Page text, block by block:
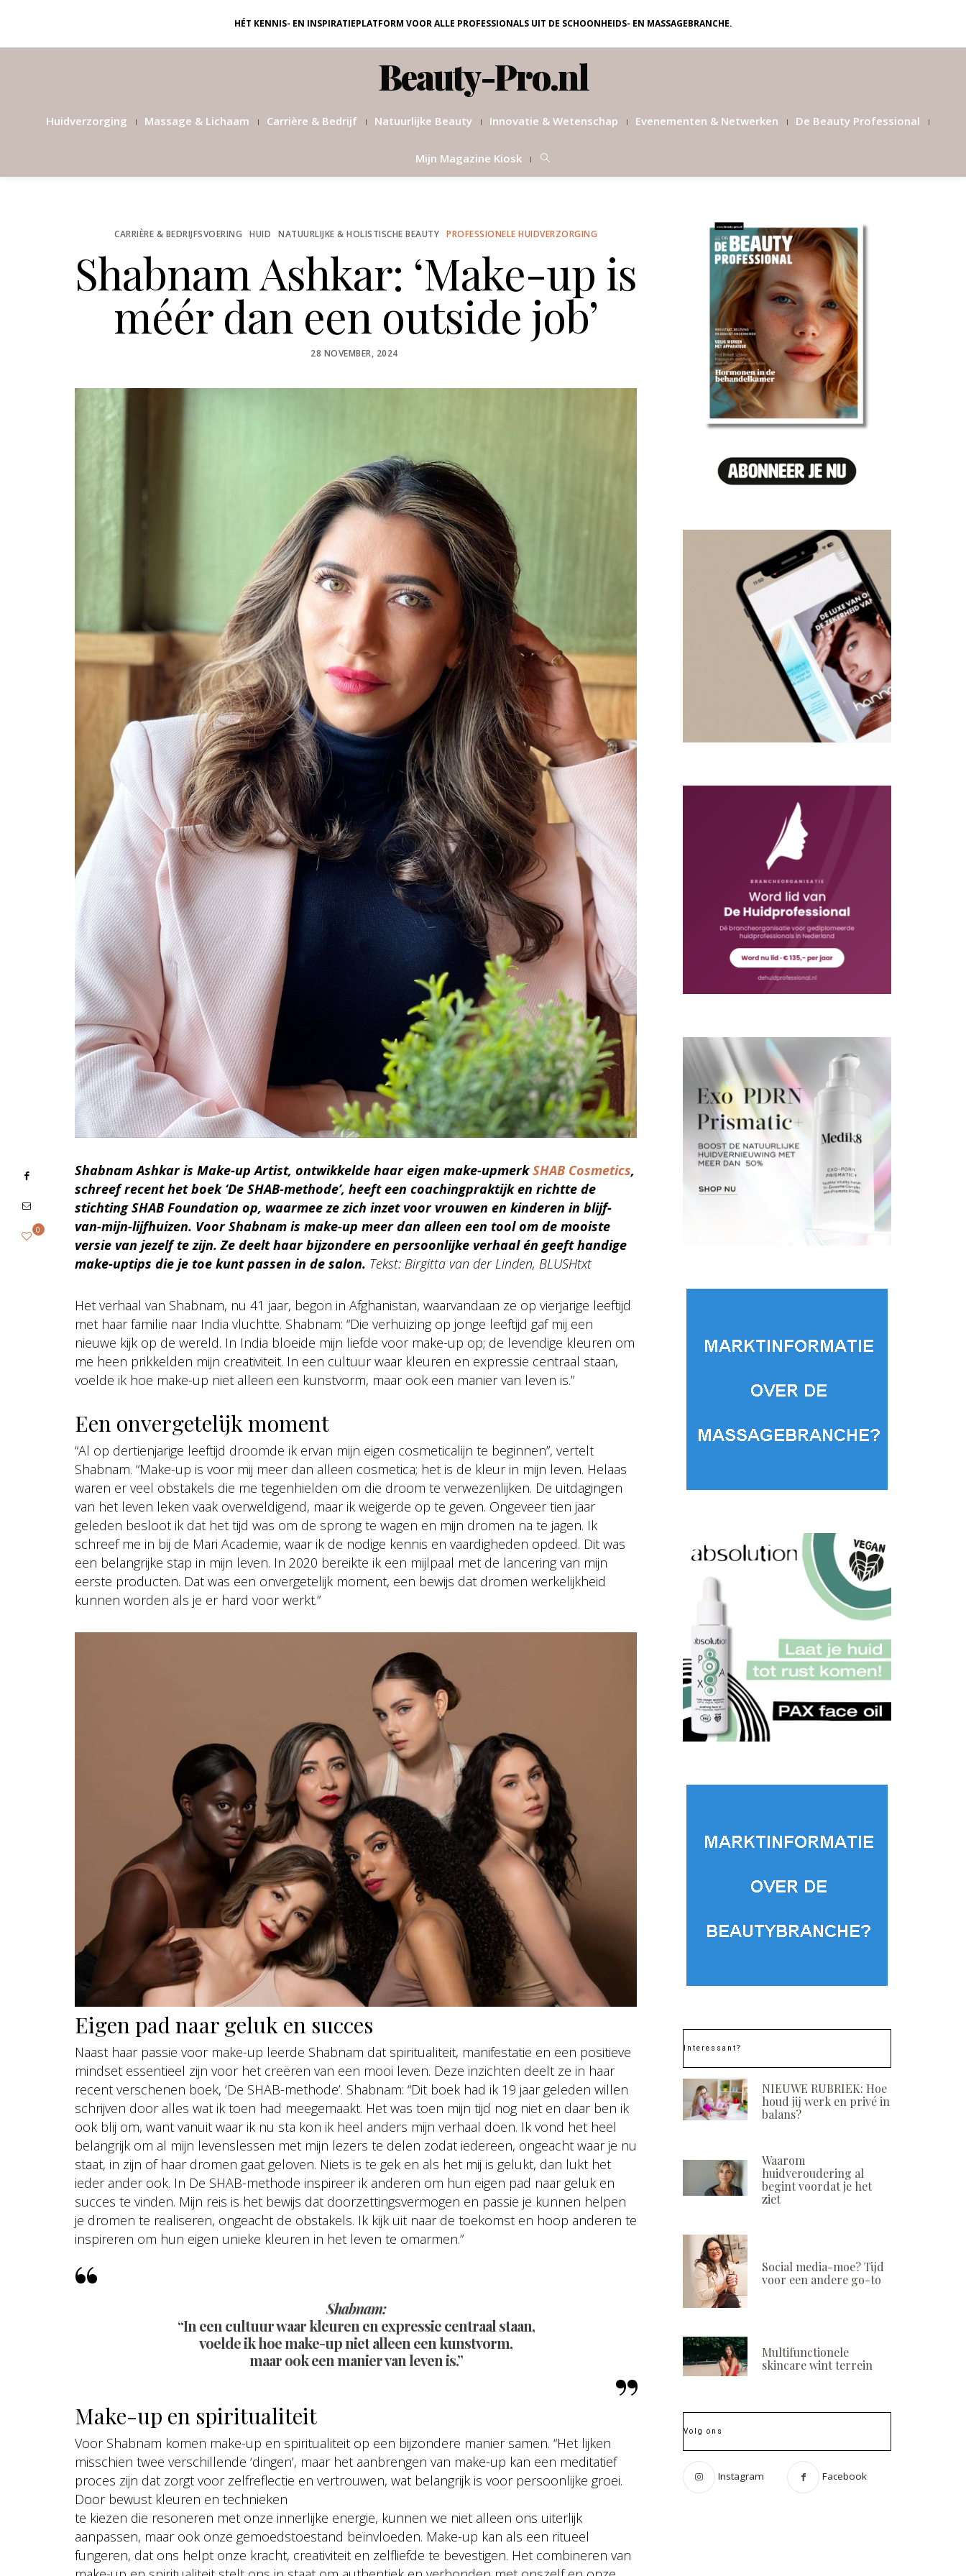
HÉT KENNIS- EN INSPIRATIEPLATFORM VOOR ALLE PROFESSIONALS UIT DE SCHOONHEIDS- EN MASSAGEBRANCHE.
Beauty-Pro.nl
Huidverzorging Massage & Lichaam Carrière & Bedrijf Natuurlijke Beauty Innovatie & Wetenschap Evenementen & Netwerken De Beauty Professional
Mijn Magazine Kiosk
CARRIÈRE & BEDRIJFSVOERING HUID NATUURLIJKE & HOLISTISCHE BEAUTY PROFESSIONELE HUIDVERZORGING
Shabnam Ashkar: ‘Make-up is
méér dan een outside job’
POSTED
28 NOVEMBER, 2024
Shabnam Ashkar is Make-up Artist, ontwikkelde haar eigen make-upmerkSHAB Cosmetics,
schreef recent het boek ‘De SHAB-methode’, heeft een coachingpraktijk en richtte de
stichting SHAB Foundation op, waarmee ze zich inzet voor vrouwen en kinderen in blijf-
van-mijn-lijfhuizen. Voor Shabnam is make-up meer dan alleen een tool om de mooiste
versie van jezelf te zijn. Ze deelt haar bijzondere en persoonlijke verhaal én geeft handige
make-uptips die je toe kunt passen in de salon. Tekst: Birgitta van der Linden, BLUSHtxt
Het verhaal van Shabnam, nu 41 jaar, begon in Afghanistan, waarvandaan ze op vierjarige leeftijd
met haar familie naar India vluchtte. Shabnam: “Die verhuizing op jonge leeftijd gaf mij een
nieuwe kijk op de wereld. In India bloeide mijn liefde voor make-up op; de levendige kleuren om
me heen prikkelden mijn creativiteit. In een cultuur waar kleuren en expressie centraal staan,
voelde ik hoe make-up niet alleen een kunstvorm, maar ook een manier van leven is.”
Een onvergetelijk moment
“Al op dertienjarige leeftijd droomde ik ervan mijn eigen cosmeticalijn te beginnen”, vertelt
Shabnam. “Make-up is voor mij meer dan alleen cosmetica; het is de kleur in mijn leven. Helaas
waren er veel obstakels die me tegenhielden om die droom te verwezenlijken. De uitdagingen
van het leven leken vaak overweldigend, maar ik weigerde op te geven. Ongeveer tien jaar
geleden besloot ik dat het tijd was om de sprong te wagen en mijn dromen na te jagen. Ik
schreef me in bij de Mari Academie, waar ik de nodige kennis en vaardigheden opdeed. Dit was
een belangrijke stap in mijn leven. In 2020 bereikte ik een mijlpaal met de lancering van mijn
eerste producten. Dat was een onvergetelijk moment, een bewijs dat dromen werkelijkheid
kunnen worden als je er hard voor werkt.”
Eigen pad naar geluk en succes
Naast haar passie voor make-up leerde Shabnam dat spiritualiteit, manifestatie en een positieve
mindset essentieel zijn voor het creëren van een mooi leven. Deze inzichten deelt ze in haar
recent verschenen boek, ‘De SHAB-methode’. Shabnam: “Dit boek had ik 19 jaar geleden willen
schrijven door alles wat ik toen had meegemaakt. Het was toen mijn tijd nog niet en daar ben ik
ook blij om, want vanuit waar ik nu sta kon ik heel anders mijn verhaal doen. Ik vond het heel
belangrijk om al mijn levenslessen met mijn lezers te delen zodat iedereen, ongeacht waar je nu
staat, in zijn of haar dromen gaat geloven. Niets is te gek en als het mij is gelukt, dan lukt het
ieder ander ook. In De SHAB-methode inspireer ik anderen om hun eigen pad naar geluk en
succes te vinden. Mijn reis is het bewijs dat doorzettingsvermogen en passie je kunnen helpen
je dromen te realiseren, ongeacht de obstakels. Ik kijk uit naar de toekomst en hoop anderen te
inspireren om hun eigen unieke kleuren in het leven te omarmen.”
Shabnam:
“In een cultuur waar kleuren en expressie centraal staan,
voelde ik hoe make-up niet alleen een kunstvorm,
maar ook een manier van leven is.”
Make-up en spiritualiteit
Voor Shabnam komen make-up en spiritualiteit op een bijzondere manier samen. “Het lijken
misschien twee verschillende ‘dingen’, maar het aanbrengen van make-up kan een meditatief
proces zijn dat zorgt voor zelfreflectie en vertrouwen, wat belangrijk is voor persoonlijke groei.
Door bewust kleuren en technieken
te kiezen die resoneren met onze innerlijke energie, kunnen we niet alleen ons uiterlijk
aanpassen, maar ook onze gemoedstoestand beïnvloeden. Make-up kan als een ritueel
fungeren, dat ons helpt onze kracht, creativiteit en zelfliefde te bevestigen. Het combineren van
0
Interessant?
NIEUWE RUBRIEK: Hoe
houd jij werk en privé in
balans?
Waarom
huidveroudering al
begint voordat je het
ziet
Social media-moe? Tijd
voor een andere go-to
Multifunctionele
skincare wint terrein
Volg ons
Instagram Facebook